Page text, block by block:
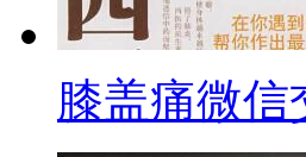
膝盖痛微信